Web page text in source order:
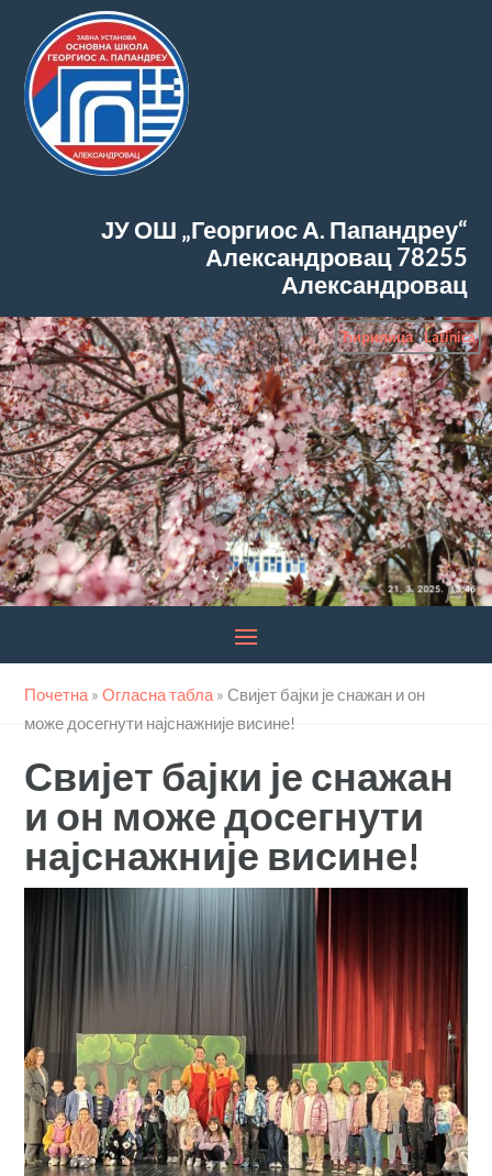
ЈУ ОШ „Георгиос А. Папандреу“
Александровац78255
Александровац
Ћирилица|Latinica
Почетна »Огласна табла »Свијет бајки је снажан и он
може досегнути најснажније висине!
Свијет бајки је снажан
и он може досегнути
најснажније висине!